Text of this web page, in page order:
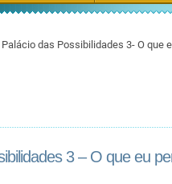
Palácio das Possibilidades 3- O que
3 – O que eu